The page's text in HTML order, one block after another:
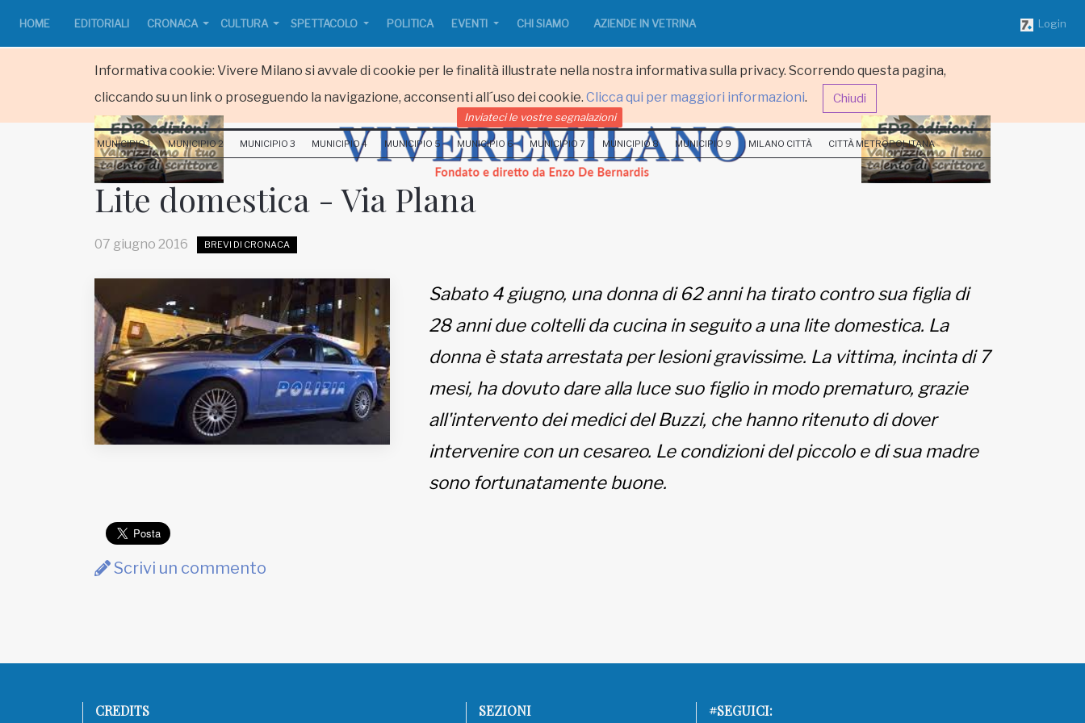
Informativa cookie: Vivere Milano si avvale di cookie per le finalità illustrate nella nostra informativa sulla privacy. Scorrendo questa pagina,
cliccando su un link o proseguendo la navigazione, acconsenti all´uso dei cookie. Clicca qui per maggiori informazioni. Chiudi
HOME EDITORIALI CRONACA CULTURA SPETTACOLO POLITICA EVENTI CHI SIAMO AZIENDE IN VETRINA Login
www.viveremilano.info
Fondato e diretto da Enzo De
EDB edizioni - Via Brivio angolo C.
Imbonati, 89 20159 Milano (Italia)
Informativa sulla privacy
Inviateci le vostre segnalazioni
MUNICIPIO 1 MUNICIPIO 2 MUNICIPIO 3 MUNICIPIO 4 MUNICIPIO 5 MUNICIPIO 6 MUNICIPIO 7 MUNICIPIO 8 MUNICIPIO 9 MILANO CITTÀ CITTÀ METROPOLITANA
Lite domestica - Via Plana
07 giugno 2016 BREVI DI CRONACA
Sabato 4 giugno, una donna di 62 anni ha tirato contro sua figlia di
28 anni due coltelli da cucina in seguito a una lite domestica. La
donna è stata arrestata per lesioni gravissime. La vittima, incinta di 7
mesi, ha dovuto dare alla luce suo figlio in modo prematuro, grazie
all'intervento dei medici del Buzzi, che hanno ritenuto di dover
intervenire con un cesareo. Le condizioni del piccolo e di sua madre
sono fortunatamente buone.
Scrivi un commento
CREDITS SEZIONI #SEGUICI: